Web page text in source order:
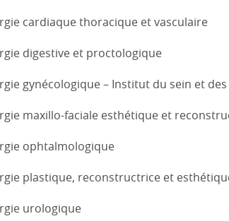
cardiaque thoracique et vasculaire
digestive et proctologique
gynécologique – Institut du sein et
maxillo-faciale esthétique et
ophtalmologique
plastique, reconstructrice et
urologique